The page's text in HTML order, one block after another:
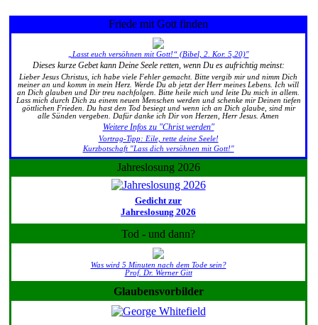
Friede mit Gott finden
„Lasst euch versöhnen mit Gott!“ (Bibel, 2. Kor. 5,20)"
Dieses kurze Gebet kann Deine Seele retten, wenn Du es aufrichtig meinst:
Lieber Jesus Christus, ich habe viele Fehler gemacht. Bitte vergib mir und nimm Dich
meiner an und komm in mein Herz. Werde Du ab jetzt der Herr meines Lebens. Ich will
an Dich glauben und Dir treu nachfolgen. Bitte heile mich und leite Du mich in allem.
Lass mich durch Dich zu einem neuen Menschen werden und schenke mir Deinen tiefen
göttlichen Frieden. Du hast den Tod besiegt und wenn ich an Dich glaube, sind mir
alle Sünden vergeben. Dafür danke ich Dir von Herzen, Herr Jesus. Amen
Weitere Infos zu "Christ werden"
Vortrag-Tipp: Eile, rette deine Seele!
Kurzbotschaft "Lass dich versöhnen mit Gott!"
Jahreslosung 2026
Gedicht zur
Jahreslosung 2026
Tod - und dann?
Was wird 5 Minuten nach dem Tode sein?
Prof. Dr. Werner Gitt
Glaubensvorbilder